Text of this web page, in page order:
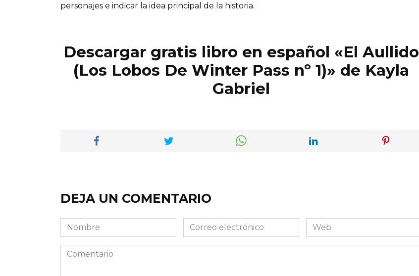
personajes e indicar la idea principal de la historia.
Descargar gratis libro en español «El Aullido
(Los Lobos De Winter Pass nº 1)» de Kayla
Gabriel
DEJA UN COMENTARIO
Nombre
Correo
electrónico
Web
Comentario